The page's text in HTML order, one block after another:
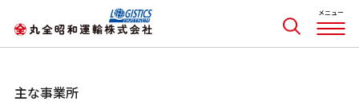
主な事業所